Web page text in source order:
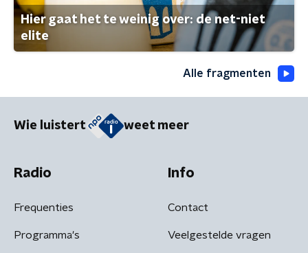
Hier gaat het te weinig over: de net-niet
elite
Alle fragmenten
Wie luistert weet meer
Radio
Frequenties
Programma's
Info
Contact
Veelgestelde vragen